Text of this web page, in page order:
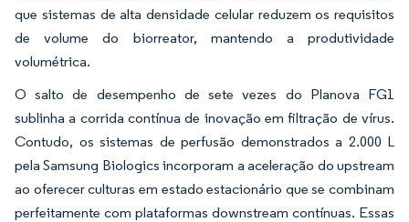
que sistemas de alta densidade celular reduzem os requisitos
de volume do biorreator, mantendo a produtividade
volumétrica.
O salto de desempenho de sete vezes do Planova FG1
sublinha a corrida contínua de inovação em filtração de vírus.
Contudo, os sistemas de perfusão demonstrados a 2.000 L
pela Samsung Biologics incorporam a aceleração do upstream
ao oferecer culturas em estado estacionário que se combinam
perfeitamente com plataformas downstream contínuas. Essas